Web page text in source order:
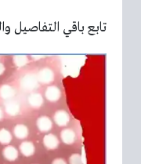
تابع باقي التفاصيل